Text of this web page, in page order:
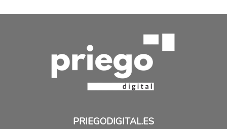
PRIEGODIGITAL.ES